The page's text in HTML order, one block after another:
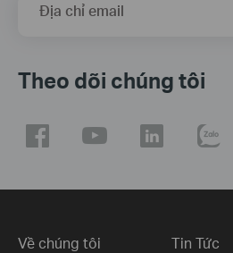
Địa chỉ email
Theo dõi chúng tôi
Về chúng tôi Tin Tức